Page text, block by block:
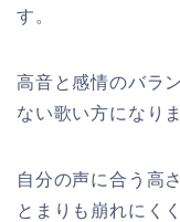
す。
高音と感情のバラ
ない歌い方になりま
自分の声に合う高
とまりも崩れにく